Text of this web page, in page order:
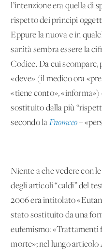
l’intenzione era quella di
rispetto dei principi
Eppure la nuova e in
sanità sembra essere la
Codice. Da cui scompare,
«deve» (il medico ora
«tiene conto», «informa»)
sostituito dalla più
secondo la Fnomceo–
Niente a che vedere con
degli articoli “caldi” del
2006 era intitolato
stato sostituito da una
eufemismo: «Trattamenti
morte»; nel lungo articolo